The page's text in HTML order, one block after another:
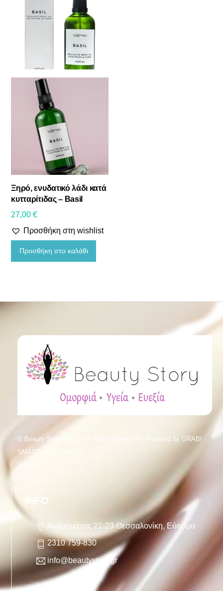
Ξηρό, ενυδατικό λάδι κατά
κυτταρίτιδας – Basil
27,00€
Προσθήκη στη wishlist
Προσθήκη στο καλάθι
© Beauty Story 2023 | All Rights Reserved | Powered byGRABI
SMART SOLUTIONS |
Sitemap
INFO
Ανδρομάχης 21-23 Θεσσαλονίκη, Εύοσμο
2310 759-830
info@beautystory.gr